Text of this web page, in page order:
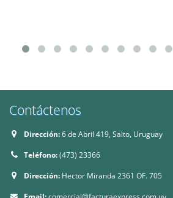
Contáctenos
Dirección:6 de Abril 419, Salto, Uruguay
Teléfono:(473) 23366
Dirección: Hector Miranda 2361 OF. 705